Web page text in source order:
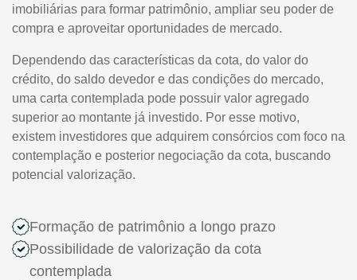
imobiliárias para formar patrimônio, ampliar seu poder de
compra e aproveitar oportunidades de mercado.
Dependendo das características da cota, do valor do
crédito, do saldo devedor e das condições do mercado,
uma carta contemplada pode possuir valor agregado
superior ao montante já investido. Por esse motivo,
existem investidores que adquirem consórcios com foco na
contemplação e posterior negociação da cota, buscando
potencial valorização.
Formação de patrimônio a longo prazo
Possibilidade de valorização da cota
contemplada